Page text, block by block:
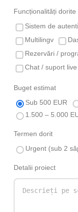
Funcționalități dorite
Sistem de
Multilingv
Rezervări /
Chat / suport live
Buget estimat
Sub 500 EUR
1.500 – 5.000
Termen dorit
Urgent (sub 2
Detalii proiect